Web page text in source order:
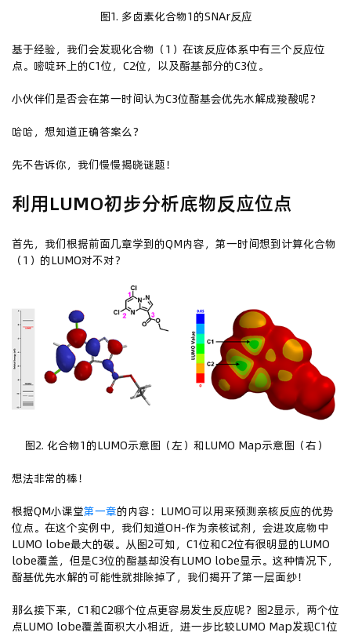
图1. 多卤素化合物1的SNAr反应
基于经验，我们会发现化合物（1）在该反应体系中有三个反应位
点。嘧啶环上的C1位，C2位，以及酯基部分的C3位。
小伙伴们是否会在第一时间认为C3位酯基会优先水解成羧酸呢？
哈哈，想知道正确答案么？
先不告诉你，我们慢慢揭晓谜题！
利用LUMO初步分析底物反应位点
首先，我们根据前面几章学到的QM内容，第一时间想到计算化合物
（1）的LUMO对不对？
图2. 化合物1的LUMO示意图（左）和LUMO Map示意图（右）
想法非常的棒！
根据QM小课堂第一章的内容：LUMO可以用来预测亲核反应的优势
位点。在这个实例中，我们知道OH-作为亲核试剂，会进攻底物中
LUMO lobe最大的碳。从图2可知，C1位和C2位有很明显的LUMO
lobe覆盖，但是C3位的酯基却没有LUMO lobe显示。这种情况下，
酯基优先水解的可能性就排除掉了，我们揭开了第一层面纱！
那么接下来，C1和C2哪个位点更容易发生反应呢？图2显示，两个位
点LUMO lobe覆盖面积大小相近，进一步比较LUMO Map发现C1位